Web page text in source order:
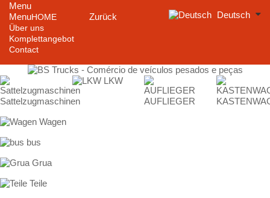
Menu
Menu
Zurück
HOME
Über uns
Komplettangebot
Contact
Deutsch
Sattelzugmaschinen
LKW
AUFLIEGER
Wagen
bus
Grua
Teile